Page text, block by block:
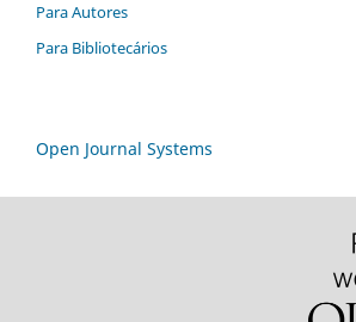
Para Autores
Para Bibliotecários
Open Journal Systems